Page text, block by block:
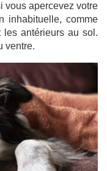
vous apercevez votre
inhabituelle, comme
les antérieurs au sol.
ventre.